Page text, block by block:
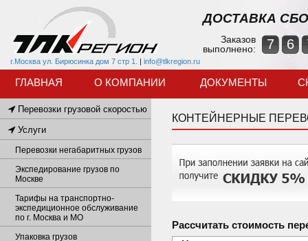
г.Москва ул. Бирюсинка дом 7 стр 1. | info@tlkregion.ru
ДОСТАВКА
Заказов
выполнено:
7 6
ГЛАВНАЯ О КОМПАНИИ ДОКУМЕНТЫ
КОНТЕЙНЕРНЫЕ
Рассчитать стоимость
Перевозки грузовой скоростью
Услуги
Перевозки негабаритных грузов
Экспедирование грузов по
Москве
Тарифы на транспортно-
экспедиционное обслуживание
по г. Москва и МО
Упаковка грузов